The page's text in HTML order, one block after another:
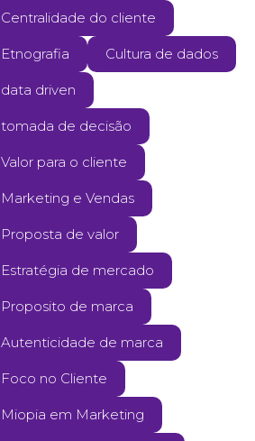
Centralidade do cliente
Etnografia Cultura de dados
data driven
tomada de decisão
Valor para o cliente
Marketing e Vendas
Proposta de valor
Estratégia de mercado
Proposito de marca
Autenticidade de marca
Foco no Cliente
Miopia em Marketing